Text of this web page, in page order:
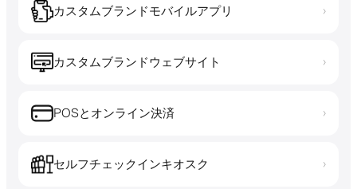
カスタムブランドモバイルアプリ ›
カスタムブランドウェブサイト ›
POSとオンライン決済 ›
セルフチェックインキオスク ›